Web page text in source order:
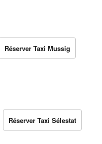
Réserver Taxi Mussig
Réserver Taxi Sélestat